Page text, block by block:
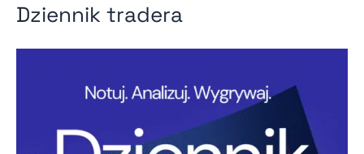
Dziennik tradera